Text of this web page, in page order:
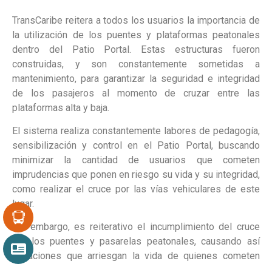
TransCaribe reitera a todos los usuarios la importancia de
la utilización de los puentes y plataformas peatonales
dentro del Patio Portal. Estas estructuras fueron
construidas, y son constantemente sometidas a
mantenimiento, para garantizar la seguridad e integridad
de los pasajeros al momento de cruzar entre las
plataformas alta y baja.
El sistema realiza constantemente labores de pedagogía,
sensibilización y control en el Patio Portal, buscando
minimizar la cantidad de usuarios que cometen
imprudencias que ponen en riesgo su vida y su integridad,
como realizar el cruce por las vías vehiculares de este
lugar.
Sin embargo, es reiterativo el incumplimiento del cruce
por los puentes y pasarelas peatonales, causando así
situaciones que arriesgan la vida de quienes cometen